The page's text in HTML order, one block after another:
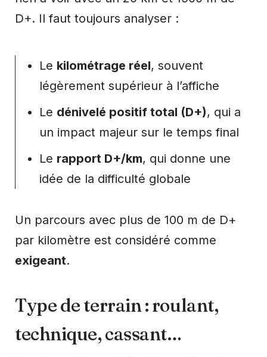
D+. Il faut toujours analyser :
Le kilométrage réel, souvent
légèrement supérieur à l’affiche
Le dénivelé positif total (D+), qui a
un impact majeur sur le temps final
Le rapport D+/km, qui donne une
idée de la difficulté globale
Un parcours avec plus de 100 m de D+
par kilomètre est considéré comme
exigeant.
Type de terrain : roulant,
technique, cassant…